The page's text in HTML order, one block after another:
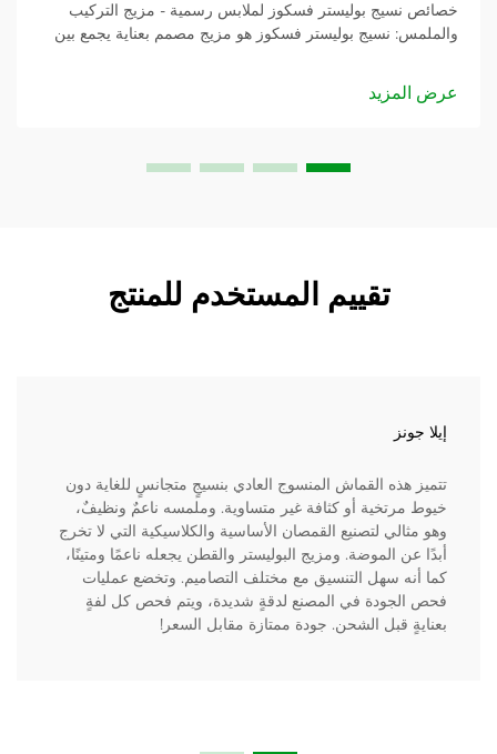
خصائص نسيج بوليستر فسكوز لملابس رسمية - مزيج التركيب
والملمس: نسيج بوليستر فسكوز هو مزيج مصمم بعناية يجمع بين
عرض المزيد
تقييم المستخدم للمنتج
إيلا جونز
تتميز هذه القماش المنسوج العادي بنسيجٍ متجانسٍ للغاية دون
خيوط مرتخية أو كثافة غير متساوية. وملمسه ناعمٌ ونظيفٌ،
وهو مثالي لتصنيع القمصان الأساسية والكلاسيكية التي لا تخرج
أبدًا عن الموضة. ومزيج البوليستر والقطن يجعله ناعمًا ومتينًا،
كما أنه سهل التنسيق مع مختلف التصاميم. وتخضع عمليات
فحص الجودة في المصنع لدقةٍ شديدة، ويتم فحص كل لفةٍ
بعنايةٍ قبل الشحن. جودة ممتازة مقابل السعر!